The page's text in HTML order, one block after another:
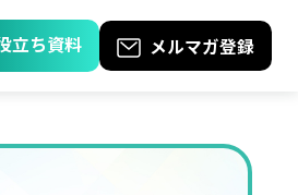
立ち資料 メルマガ登録